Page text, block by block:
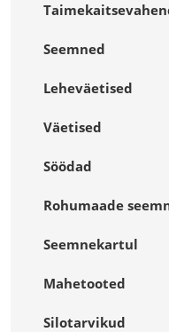
Seemned
Leheväetised
Väetised
Söödad
Rohumaade
Seemnekartul
Mahetooted
Silotarvikud